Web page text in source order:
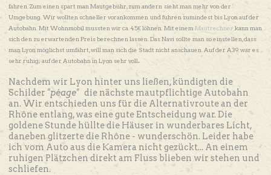
fahren. Zum einen spart man Mautgebühr, zum andern sieht man mehr von der
Umgebung. Wir wollten schneller vorankommen und fuhren zumindest bis Lyon auf der
Autobahn. Mit Wohnmobil mussten wir ca. 45€ löhnen. Mit einem Mautrechner kann man
sich den zu erwartenden Preis berechnen lassen. Das Navi sollte man so einstellen, dass
man Lyon möglichst umfährt, will man sich die Stadt nicht anschauen. Auf der A39 war es
sehr ruhig; auf der Autobahn in Lyon sehr voll.
Nachdem wir Lyon hinter uns ließen, kündigten die
Schilder "péage" die nächste mautpflichtige Autobahn
an. Wir entschieden uns für die Alternativroute an der
Rhône entlang, was eine gute Entscheidung war. Die
goldene Stunde hüllte die Häuser in wunderbares Licht,
daneben glitzerte die Rhône - wunderschön. Leider habe
ich vom Auto aus die Kamera nicht gezückt... An einem
ruhigen Plätzchen direkt am Fluss blieben wir stehen und
schliefen.